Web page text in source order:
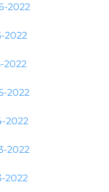
2022
2022
2022
2022
2022
2022
2022